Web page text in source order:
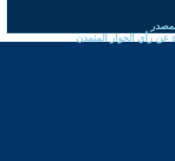
عن رأي الحوار المتمدن